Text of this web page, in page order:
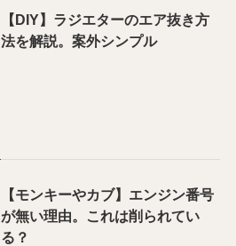
【DIY】ラジエターのエア抜き方
法を解説。案外シンプル
【モンキーやカブ】エンジン番号
が無い理由。これは削られてい
る？